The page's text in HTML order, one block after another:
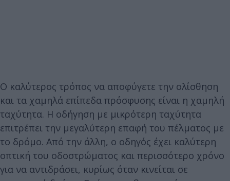
Ο καλύτερος τρόπος να αποφύγετε την ολίσθηση
και τα χαμηλά επίπεδα πρόσφυσης είναι η χαμηλή
ταχύτητα. Η οδήγηση με μικρότερη ταχύτητα
επιτρέπει την μεγαλύτερη επαφή του πέλματος με
το δρόμο. Από την άλλη, ο οδηγός έχει καλύτερη
οπτική του οδοστρώματος και περισσότερο χρόνο
για να αντιδράσει, κυρίως όταν κινείται σε